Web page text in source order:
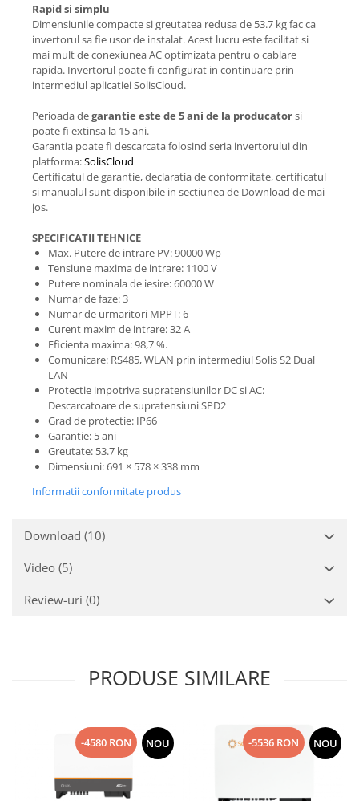
Rapid si simplu
Dimensiunile compacte si greutatea redusa de 53.7 kg fac ca
invertorul sa fie usor de instalat. Acest lucru este facilitat si
mai mult de conexiunea AC optimizata pentru o cablare
rapida. Invertorul poate fi configurat in continuare prin
intermediul aplicatiei SolisCloud.
Perioada degarantie este de 5 ani de la producatorsi
poate fi extinsa la 15 ani.
Garantia poate fi descarcata folosind seria invertorului din
platforma:SolisCloud
Certificatul de garantie, declaratia de conformitate, certificatul
si manualul sunt disponibile in sectiunea de Download de mai
jos.
SPECIFICATII TEHNICE
Max. Putere de intrare PV: 90000 Wp
Tensiune maxima de intrare: 1100 V
Putere nominala de iesire: 60000 W
Numar de faze: 3
Numar de urmaritori MPPT: 6
Curent maxim de intrare: 32 A
Eficienta maxima: 98,7 %.
Comunicare: RS485, WLAN prin intermediul Solis S2 Dual
LAN
Protectie impotriva supratensiunilor DC si AC:
Descarcatoare de supratensiuni SPD2
Grad de protectie: IP66
Garantie: 5 ani
Greutate: 53.7 kg
Dimensiuni: 691 × 578 × 338 mm
Informatii conformitate produs
Download (10)
Video (5)
Review-uri (0)
PRODUSE SIMILARE
-4580 RON NOU -5536 RON NOU